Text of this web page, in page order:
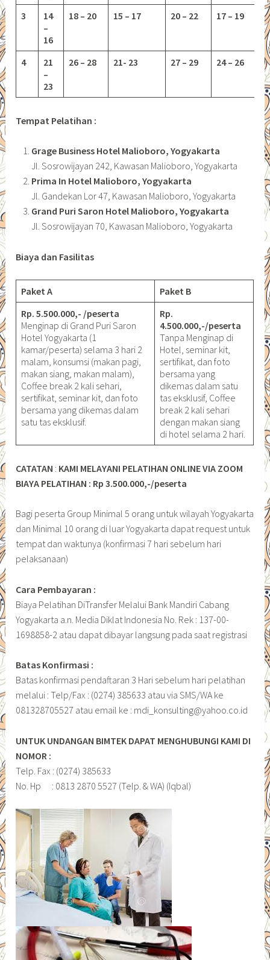
3
14
–
16
18 – 20 15 – 17 20 – 22 17 – 19
4
21
–
23
26 – 28 21- 23 27 – 29 24 – 26
Tempat Pelatihan :
Grage Business Hotel Malioboro, Yogyakarta
Jl. Sosrowijayan 242, Kawasan Malioboro, Yogyakarta
Prima In Hotel Malioboro, Yogyakarta
Jl. Gandekan Lor 47, Kawasan Malioboro, Yogyakarta
Grand Puri Saron Hotel Malioboro, Yogyakarta
Jl. Sosrowijayan 70, Kawasan Malioboro, Yogyakarta
Biaya dan Fasilitas
Paket A
Paket B
Rp. 5.500.000,- /peserta
Menginap di Grand Puri Saron
Hotel Yogyakarta (1
kamar/peserta) selama 3 hari 2
malam, konsumsi (makan pagi,
makan siang, makan malam),
Coffee break 2 kali sehari,
sertifikat, seminar kit, dan foto
bersama yang dikemas dalam
satu tas eksklusif.
Rp.
4.500.000,-/peserta
Tanpa Menginap di
Hotel, seminar kit,
sertifikat, dan foto
bersama yang
dikemas dalam satu
tas eksklusif, Coffee
break 2 kali sehari
dengan makan siang
di hotel selama 2 hari.
CATATAN : KAMI MELAYANI PELATIHAN ONLINE VIA ZOOM
BIAYA PELATIHAN : Rp 3.500.000,-/peserta
Bagi peserta Group Minimal 5 orang untuk wilayah Yogyakarta
dan Minimal 10 orang di luar Yogyakarta dapat request untuk
tempat dan waktunya (konfirmasi 7 hari sebelum hari
pelaksanaan)
Cara Pembayaran :
Biaya Pelatihan DiTransfer Melalui Bank Mandiri Cabang
Yogyakarta a.n. Media Diklat Indonesia No. Rek : 137-00-
1698858-2 atau dapat dibayar langsung pada saat registrasi
Batas Konfirmasi :
Batas konfirmasi pendaftaran 3 Hari sebelum hari pelatihan
melalui : Telp/Fax : (0274) 385633 atau via SMS/WA ke
081328705527 atau email ke : mdi_konsulting@yahoo.co.id
UNTUK UNDANGAN BIMTEK DAPAT MENGHUBUNGI KAMI DI
NOMOR :
Telp. Fax : (0274) 385633
No. Hp : 0813 2870 5527 (Telp. & WA) (Iqbal)